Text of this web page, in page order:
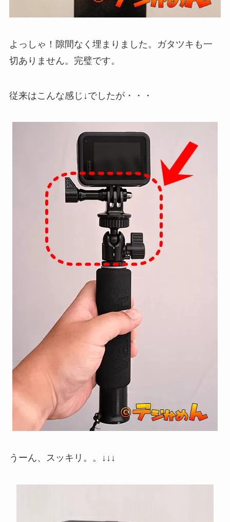
よっしゃ！ 隙間なく埋まりました。ガタツキも一
切ありません。 完璧です。
従来はこんな感じ↓でしたが・・・
うーん、スッキリ。。↓↓↓